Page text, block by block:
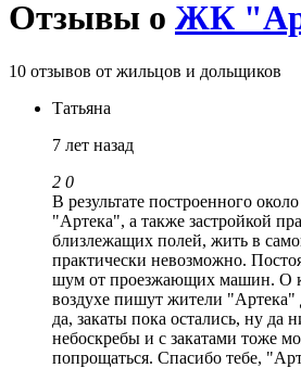
Отзывы о ЖК
10 отзывов от жильцов и дольщиков
Татьяна
7 лет назад
2 0
В результате построенного
"Артека", а также застройкой
близлежащих полей, жить в
практически невозможно.
шум от проезжающих машин. О
воздухе пишут жители "Артека"
да, закаты пока остались, ну да
небоскребы и с закатами тоже
попрощаться. Спасибо тебе,